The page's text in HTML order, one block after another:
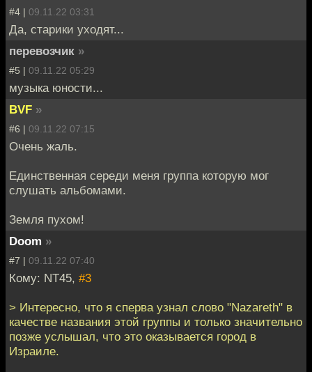
#4 | 09.11.22 03:31
Да, старики уходят...
перевозчик »
#5 | 09.11.22 05:29
музыка юности...
BVF »
#6 | 09.11.22 07:15
Очень жаль.
Единственная середи меня группа которую мог
слушать альбомами.
Земля пухом!
Doom »
#7 | 09.11.22 07:40
Кому: NT45, #3
> Интересно, что я сперва узнал слово "Nazareth" в
качестве названия этой группы и только значительно
позже услышал, что это оказывается город в
Израиле.